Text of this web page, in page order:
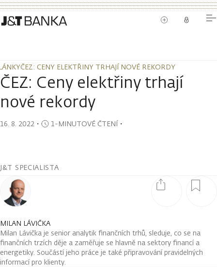
ČEZ: CENY ELEKTŘINY TRHAJÍ NOVÉ REKORDY
ČEZ: CENY ELEKTŘINY TRHAJÍ NOVÉ REKORDY
ČEZ: Ceny elektřiny trhají
nové rekordy
16. 8. 2022 ・ 1-MINUTOVÉ ČTENÍ・
J&T SPECIALISTA
MILAN LÁVIČKA
Milan Lávička je senior analytik finančních trhů, sleduje, co se na
finančních trzích děje a zaměřuje se hlavně na sektory financí a
energetiky. Součástí jeho práce je také připravování pravidelných
informací pro klienty.